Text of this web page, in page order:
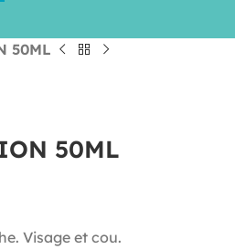
50ML
50ML
Visage et cou.